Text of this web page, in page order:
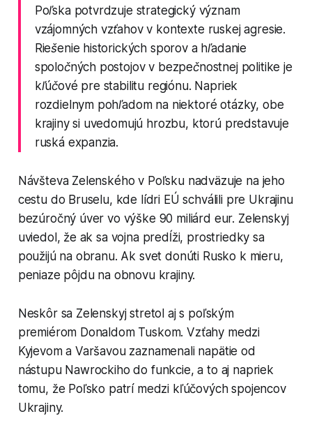
Poľska potvrdzuje strategický význam
vzájomných vzťahov v kontexte ruskej agresie.
Riešenie historických sporov a hľadanie
spoločných postojov v bezpečnostnej politike je
kľúčové pre stabilitu regiónu. Napriek
rozdielnym pohľadom na niektoré otázky, obe
krajiny si uvedomujú hrozbu, ktorú predstavuje
ruská expanzia.
Návšteva Zelenského v Poľsku nadväzuje na jeho
cestu do Bruselu, kde lídri EÚ schválili pre Ukrajinu
bezúročný úver vo výške 90 miliárd eur. Zelenskyj
uviedol, že ak sa vojna predĺži, prostriedky sa
použijú na obranu. Ak svet donúti Rusko k mieru,
peniaze pôjdu na obnovu krajiny.
Neskôr sa Zelenskyj stretol aj s poľským
premiérom Donaldom Tuskom. Vzťahy medzi
Kyjevom a Varšavou zaznamenali napätie od
nástupu Nawrockiho do funkcie, a to aj napriek
tomu, že Poľsko patrí medzi kľúčových spojencov
Ukrajiny.